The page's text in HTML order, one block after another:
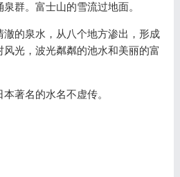
群。富士山的雪流过地面。
的泉水，从八个地方渗出，形成
光，波光粼粼的池水和美丽的富
著名的水名不虚传。